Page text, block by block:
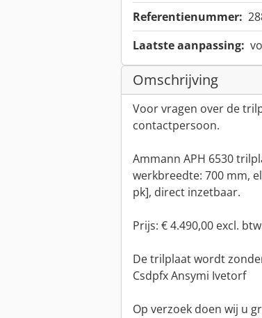
Referentienummer:
Laatste aanpassing:
Omschrijving
Voor vragen over de
contactpersoon.
Ammann APH 6530
werkbreedte: 700 mm,
pk], direct inzetbaar.
Prijs: € 4.490,00 excl.
De trilplaat wordt
Csdpfx Ansymi Ivetorf
Op verzoek doen wij u